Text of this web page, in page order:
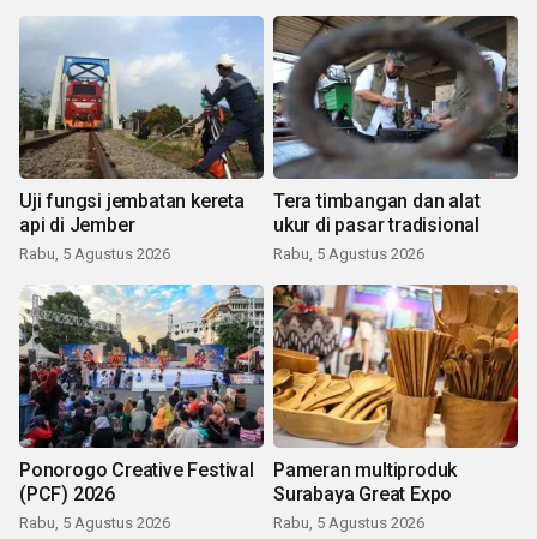
Uji fungsi jembatan kereta
api di Jember
Rabu, 5 Agustus 2026
Tera timbangan dan alat
ukur di pasar tradisional
Rabu, 5 Agustus 2026
Ponorogo Creative Festival
(PCF) 2026
Rabu, 5 Agustus 2026
Pameran multiproduk
Surabaya Great Expo
Rabu, 5 Agustus 2026